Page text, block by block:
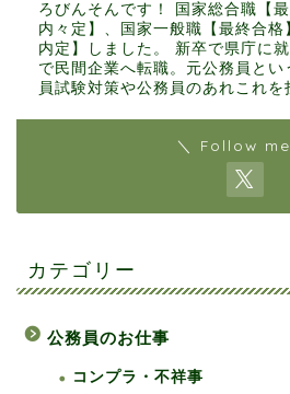
ろびんそんです！ 国家総合職【
内々定】、国家一般職【最終合格
内定】しました。 新卒で県庁に
で民間企業へ転職。元公務員とい
員試験対策や公務員のあれこれを
＼ Follow
カテゴリー
公務員のお仕事
コンプラ・不祥事